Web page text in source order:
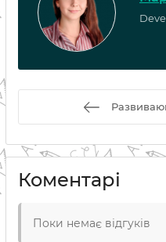
Коментарі
Поки немає відгуків